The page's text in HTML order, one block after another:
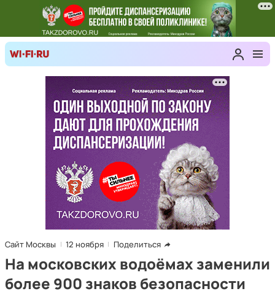
Сайт Москвы 12 ноября Поделиться
На московских водоёмах заменили
более 900 знаков безопасности